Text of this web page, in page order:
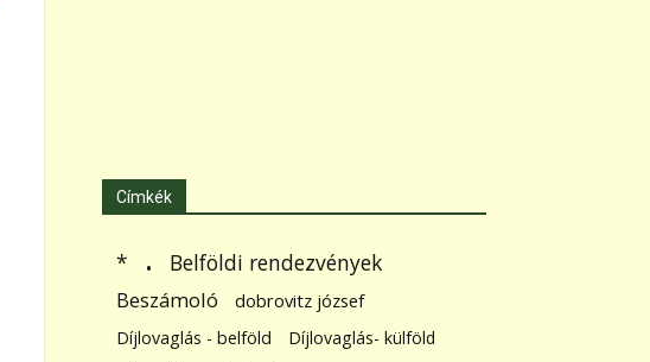
Címkék
* . Belföldi rendezvények
Beszámoló dobrovitz józsef
Díjlovaglás - belföld Díjlovaglás- külföld